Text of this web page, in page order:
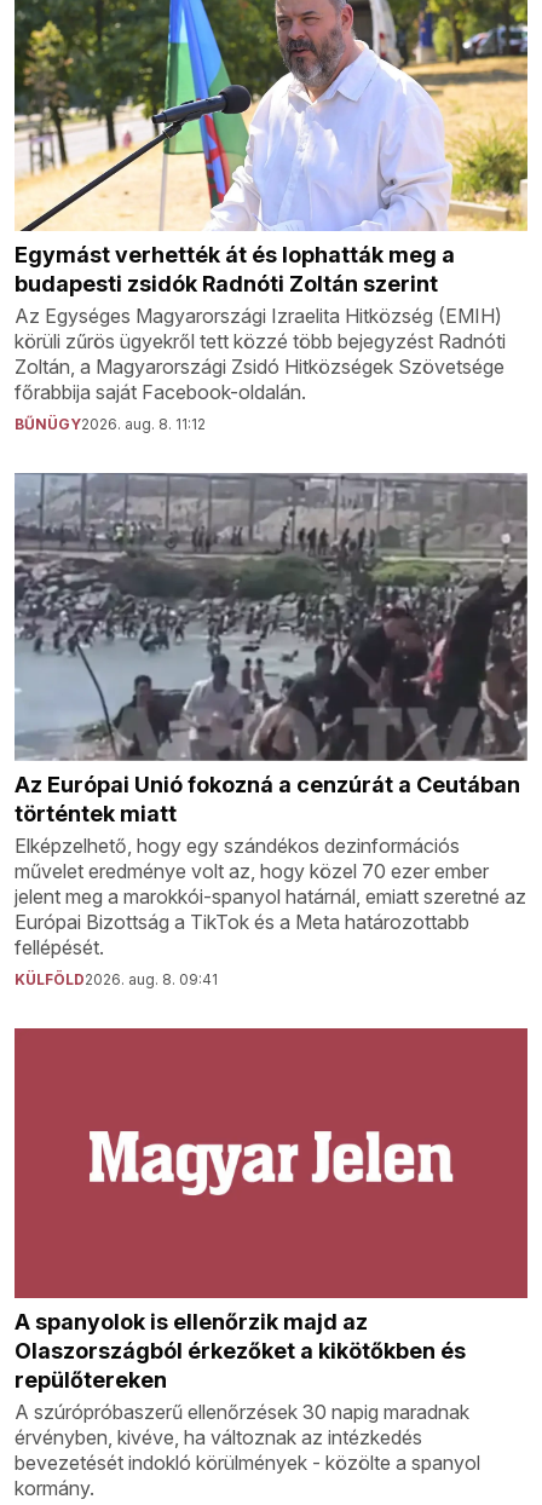
Egymást verhették át és lophatták meg a
budapesti zsidók Radnóti Zoltán szerint
Az Egységes Magyarországi Izraelita Hitközség (EMIH)
körüli zűrös ügyekről tett közzé több bejegyzést Radnóti
Zoltán, a Magyarországi Zsidó Hitközségek Szövetsége
főrabbija saját Facebook-oldalán.
BŰNÜGY2026. aug. 8. 11:12
Az Európai Unió fokozná a cenzúrát a Ceutában
történtek miatt
Elképzelhető, hogy egy szándékos dezinformációs
művelet eredménye volt az, hogy közel 70 ezer ember
jelent meg a marokkói-spanyol határnál, emiatt szeretné az
Európai Bizottság a TikTok és a Meta határozottabb
fellépését.
KÜLFÖLD2026. aug. 8. 09:41
A spanyolok is ellenőrzik majd az
Olaszországból érkezőket a kikötőkben és
repülőtereken
A szúrópróbaszerű ellenőrzések 30 napig maradnak
érvényben, kivéve, ha változnak az intézkedés
bevezetését indokló körülmények - közölte a spanyol
kormány.